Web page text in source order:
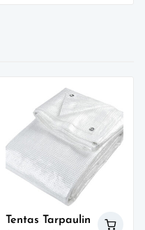
Tentas Tarpaulin